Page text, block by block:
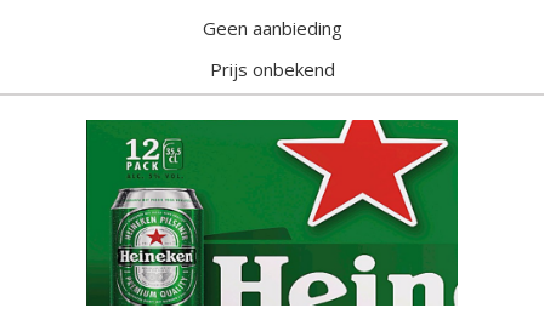
Geen aanbieding
Prijs onbekend